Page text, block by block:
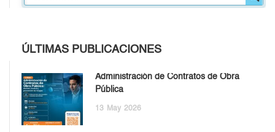
ÚLTIMAS PUBLICACIONES
Administración de Contratos de Obra
Pública
13 May 2026